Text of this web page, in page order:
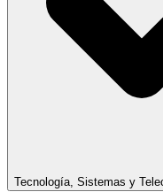
Tecnología, Sistemas y